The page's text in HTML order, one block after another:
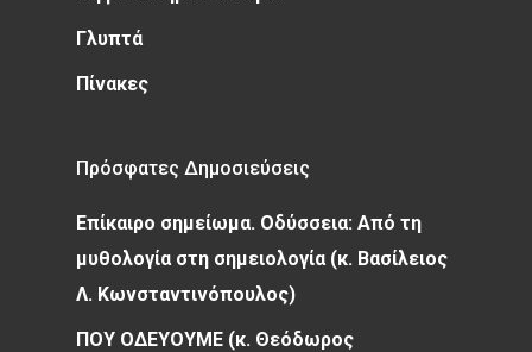
Γλυπτά
Πίνακες
Πρόσφατες Δημοσιεύσεις
Επίκαιρο σημείωμα. Οδύσσεια: Από τη
μυθολογία στη σημειολογία (κ. Βασίλειος
Λ. Κωνσταντινόπουλος)
ΠΟΥ ΟΔΕΥΟΥΜΕ (κ. Θεόδωρος